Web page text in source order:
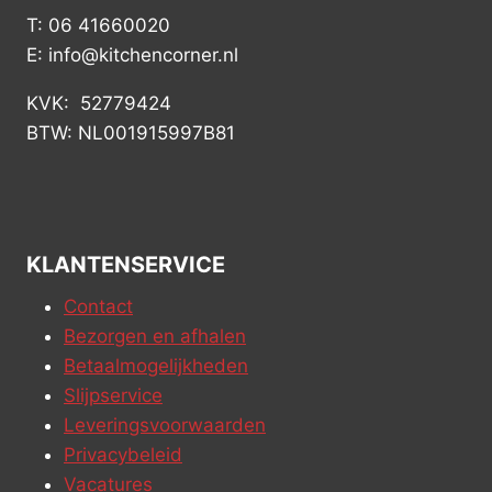
T: 06 41660020
E: info@kitchencorner.nl
KVK: 52779424
BTW: NL001915997B81
KLANTENSERVICE
Contact
Bezorgen en afhalen
Betaalmogelijkheden
Slijpservice
Leveringsvoorwaarden
Privacybeleid
Vacatures